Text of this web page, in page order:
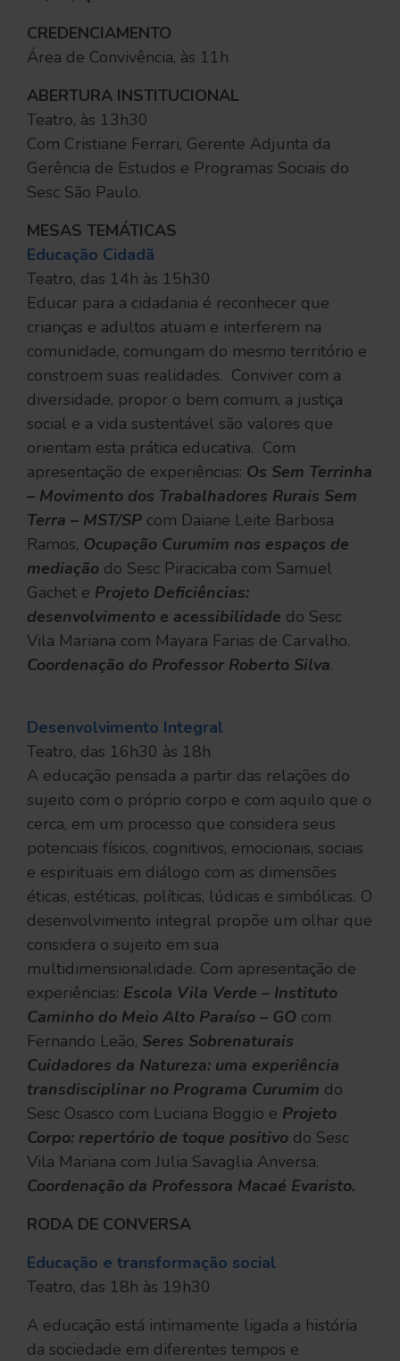
CREDENCIAMENTO
Área de Convivência, às 11h
ABERTURA INSTITUCIONAL
Teatro, às 13h30
Com Cristiane Ferrari, Gerente Adjunta da
Gerência de Estudos e Programas Sociais do
Sesc São Paulo.
MESAS TEMÁTICAS
Educação Cidadã
Teatro, das 14h às 15h30
Educar para a cidadania é reconhecer que
crianças e adultos atuam e interferem na
comunidade, comungam do mesmo território e
constroem suas realidades. Conviver com a
diversidade, propor o bem comum, a justiça
social e a vida sustentável são valores que
orientam esta prática educativa. Com
apresentação de experiências: Os Sem Terrinha
– Movimento dos Trabalhadores Rurais Sem
Terra – MST/SP com Daiane Leite Barbosa
Ramos, Ocupação Curumim nos espaços de
mediação do Sesc Piracicaba com Samuel
Gachet e Projeto Deficiências:
desenvolvimento e acessibilidade do Sesc
Vila Mariana com Mayara Farias de Carvalho.
Coordenação do Professor Roberto Silva.
Desenvolvimento Integral
Teatro, das 16h30 às 18h
A educação pensada a partir das relações do
sujeito com o próprio corpo e com aquilo que o
cerca, em um processo que considera seus
potenciais físicos, cognitivos, emocionais, sociais
e espirituais em diálogo com as dimensões
éticas, estéticas, políticas, lúdicas e simbólicas. O
desenvolvimento integral propõe um olhar que
considera o sujeito em sua
multidimensionalidade. Com apresentação de
experiências: Escola Vila Verde – Instituto
Caminho do Meio Alto Paraíso – GO com
Fernando Leão, Seres Sobrenaturais
Cuidadores da Natureza: uma experiência
transdisciplinar no Programa Curumim do
Sesc Osasco com Luciana Boggio e Projeto
Corpo: repertório de toque positivo do Sesc
Vila Mariana com Julia Savaglia Anversa.
Coordenação da Professora Macaé Evaristo.
RODA DE CONVERSA
Educação e transformação social
Teatro, das 18h às 19h30
A educação está intimamente ligada a história
da sociedade em diferentes tempos e